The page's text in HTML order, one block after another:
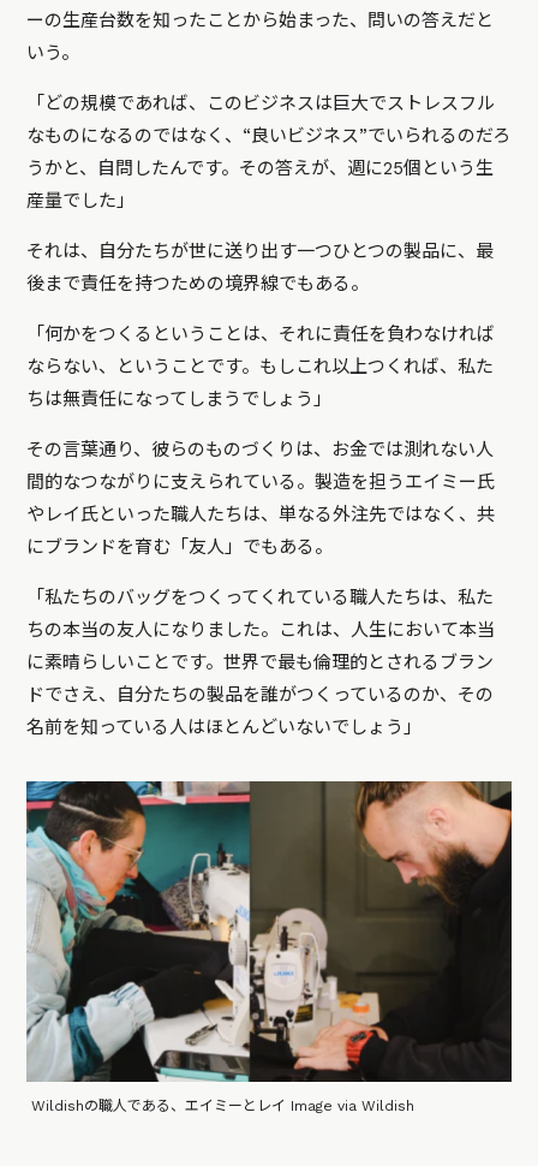
ーの生産台数を知ったことから始まった、問いの答えだと
いう。
「どの規模であれば、このビジネスは巨大でストレスフル
なものになるのではなく、“良いビジネス”でいられるのだろ
うかと、自問したんです。その答えが、週に25個という生
産量でした」
それは、自分たちが世に送り出す一つひとつの製品に、最
後まで責任を持つための境界線でもある。
「何かをつくるということは、それに責任を負わなければ
ならない、ということです。もしこれ以上つくれば、私た
ちは無責任になってしまうでしょう」
その言葉通り、彼らのものづくりは、お金では測れない人
間的なつながりに支えられている。製造を担うエイミー氏
やレイ氏といった職人たちは、単なる外注先ではなく、共
にブランドを育む「友人」でもある。
「私たちのバッグをつくってくれている職人たちは、私た
ちの本当の友人になりました。これは、人生において本当
に素晴らしいことです。世界で最も倫理的とされるブラン
ドでさえ、自分たちの製品を誰がつくっているのか、その
名前を知っている人はほとんどいないでしょう」
Wildishの職人である、エイミーとレイ Image via Wildish